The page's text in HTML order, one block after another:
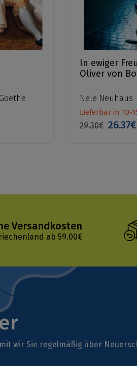
In ewiger
Oliver von
Nele Neuhaus
Lieferbar in 10-
29.30€ 26.37€
Versandkosten
ab 59.00€
wir Sie regelmäßig über